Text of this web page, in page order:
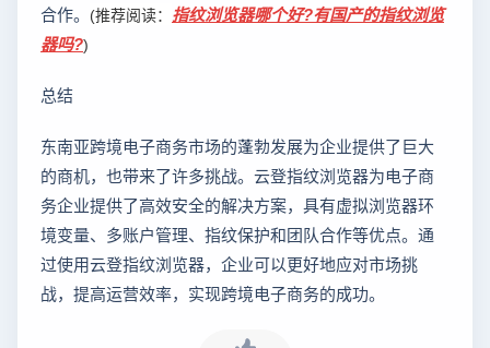
合作。 (推荐阅读： 指纹浏览器哪个好?有国产的指纹浏览
器吗?)
总结
东南亚跨境电子商务市场的蓬勃发展为企业提供了巨大
的商机，也带来了许多挑战。云登指纹浏览器为电子商
务企业提供了高效安全的解决方案，具有虚拟浏览器环
境变量、多账户管理、指纹保护和团队合作等优点。通
过使用云登指纹浏览器，企业可以更好地应对市场挑
战，提高运营效率，实现跨境电子商务的成功。